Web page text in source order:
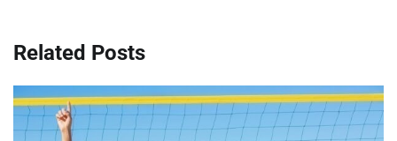
Related Posts